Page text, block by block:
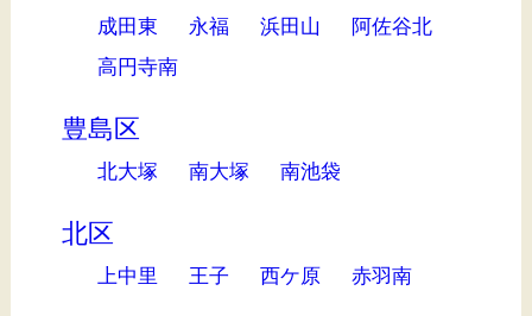
成田東
永福 浜田山
阿佐谷北
高円寺南
豊島区
北大塚 南大塚 南池袋
北区
上中里 王子 西ケ原 赤羽南